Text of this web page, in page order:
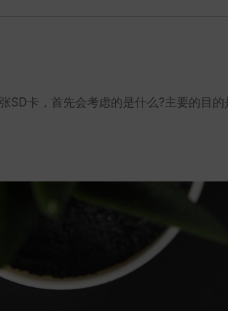
卡，首先会考虑的是什么?主要的目的